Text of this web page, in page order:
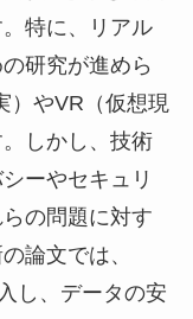
特に、リアル
研究が進めら
）やVR（仮想現
しかし、技術
ーやセキュリ
の問題に対す
論文では、
し、データの安